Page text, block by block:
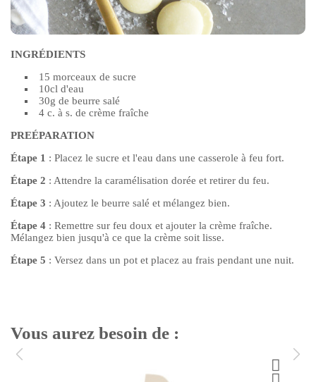
INGRÉDIENTS
15 morceaux de sucre
10cl d'eau
30g de beurre salé
4 c. à s. de crème fraîche
PREÉPARATION
Étape 1 : Placez le sucre et l'eau dans une casserole à feu fort.
Étape 2 : Attendre la caramélisation dorée et retirer du feu.
Étape 3 : Ajoutez le beurre salé et mélangez bien.
Étape 4 : Remettre sur feu doux et ajouter la crème fraîche.
Mélangez bien jusqu'à ce que la crème soit lisse.
Étape 5 : Versez dans un pot et placez au frais pendant une nuit.
Vous aurez besoin de :